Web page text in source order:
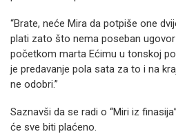
“Brate, neće Mira da potpiše one
plati zato što nema poseban ugovor
početkom marta Ećimu u tonskoj
je predavanje pola sata za to i na
ne odobri.”
Saznavši da se radi o “Miri iz
će sve biti plaćeno.